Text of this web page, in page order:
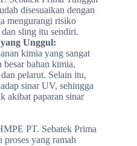
disesuaikan dengan
mengurangi risiko
sling itu sendiri.
Unggul:
kimia yang sangat
besar bahan kimia,
pelarut. Selain itu,
sinar UV, sehingga
akibat paparan sinar
PT. Sebatek Prima
proses yang ramah